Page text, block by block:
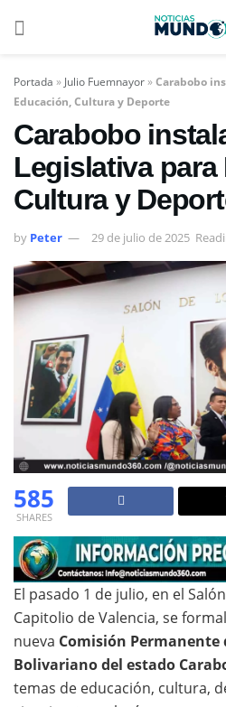
Portada » Julio Fuemnayor»Carabobo
Educación, Cultura y Deporte
Carabobo
Legislativa
Cultura y
by Peter 29 de julio de 2025
585
SHARES
El pasado 1 de julio, en el
Capitolio de Valencia, se
nueva Comisión Permanente
Bolivariano del estado
temas de educación, cultura,